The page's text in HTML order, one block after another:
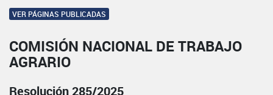
VER PÁGINAS PUBLICADAS
COMISIÓN NACIONAL DE TRABAJO
AGRARIO
Resolución 285/2025